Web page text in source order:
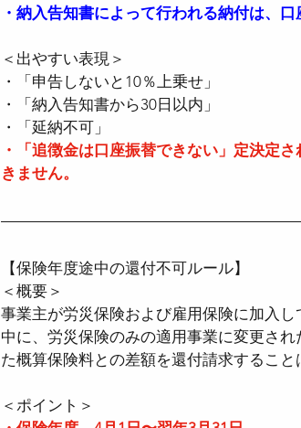
・納入告知書によって行われる納付は、
＜出やすい表現＞
・「申告しないと10％上乗せ」
・「納入告知書から30日以内」
・「延納不可」
・「追徴金は口座振替できない」 定決定さ
きません。
【保険年度途中の還付不可ルール】
＜概要＞
事業主が労災保険および雇用保険に加入
中に、労災保険のみの適用事業に変更さ
た概算保険料との差額を還付請求すること
＜ポイント＞